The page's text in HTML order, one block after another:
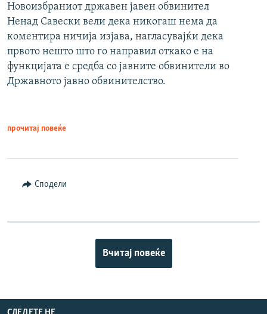
Новоизбраниот државен јавен обвинител
Ненад Савески вели дека никогаш нема да
коментира ничија изјава, нагласувајќи дека
првото нешто што го направил откако е на
функцијата е средба со јавните обвинители во
Државното јавно обвинителство.
прочитај повеќе
Сподели
Вчитај повеќе